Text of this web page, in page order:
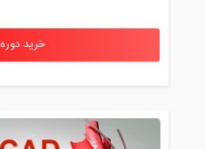
خرید دوره